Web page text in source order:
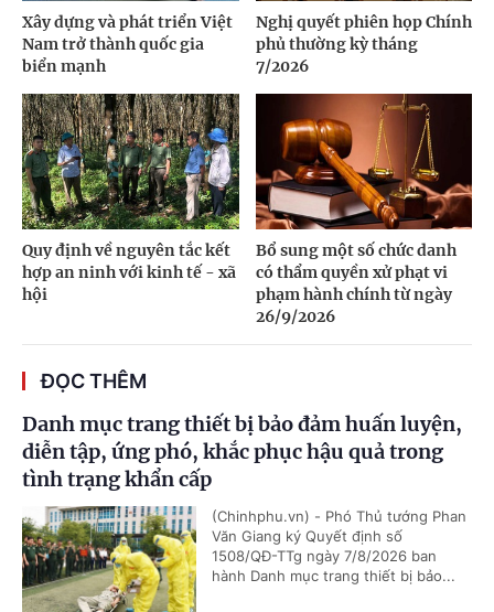
Xây dựng và phát triển Việt
Nam trở thành quốc gia
biển mạnh
Nghị quyết phiên họp Chính
phủ thường kỳ tháng
7/2026
Quy định về nguyên tắc kết
hợp an ninh với kinh tế - xã
hội
Bổ sung một số chức danh
có thẩm quyền xử phạt vi
phạm hành chính từ ngày
26/9/2026
ĐỌC THÊM
Danh mục trang thiết bị bảo đảm huấn luyện,
diễn tập, ứng phó, khắc phục hậu quả trong
tình trạng khẩn cấp
(Chinhphu.vn) - Phó Thủ tướng Phan
Văn Giang ký Quyết định số
1508/QĐ-TTg ngày 7/8/2026 ban
hành Danh mục trang thiết bị bảo...